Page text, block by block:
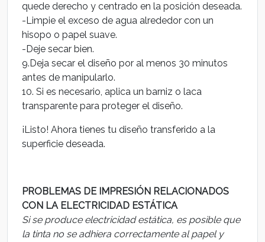
quede derecho y centrado en la posición deseada.
-Limpie el exceso de agua alrededor con un
hisopo o papel suave.
-Deje secar bien.
9.Deja secar el diseño por al menos 30 minutos
antes de manipularlo.
10. Si es necesario, aplica un barniz o laca
transparente para proteger el diseño.
¡Listo! Ahora tienes tu diseño transferido a la
superficie deseada.
PROBLEMAS DE IMPRESIÓN RELACIONADOS
CON LA ELECTRICIDAD ESTÁTICA
Si se produce electricidad estática, es posible que
la tinta no se adhiera correctamente al papel y